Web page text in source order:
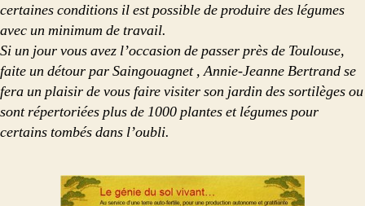
certaines conditions il est possible de produire des légumes
avec un minimum de travail.
Si un jour vous avez l’occasion de passer près de Toulouse,
faite un détour par Saingouagnet , Annie-Jeanne Bertrand se
fera un plaisir de vous faire visiter son jardin des sortilèges ou
sont répertoriées plus de 1000 plantes et légumes pour
certains tombés dans l’oubli.